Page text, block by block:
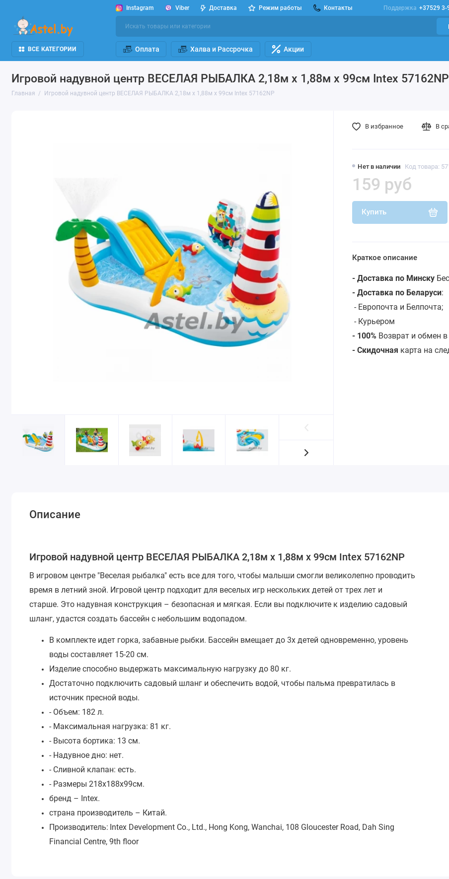
Instagram Viber Доставка Режим работы Контакты Поддержка +37529 3-
ВСЕ КАТЕГОРИИ Оплата Халва и Рассрочка Акции
Игровой надувной центр ВЕСЕЛАЯ РЫБАЛКА 2,18м x 1,88м x 99см Intex 57162NP
Главная Игровой надувной центр ВЕСЕЛАЯ РЫБАЛКА 2,18м x 1,88м x 99см Intex 57162NP
Нет в наличии Код товара:
159 руб
Купить
В избранное В
Краткое описание
- Доставка по Минску
- Доставка по Беларуси:
- Европочта и Белпочта;
- Курьером
- 100% Возврат и обмен
- Скидочная карта на
Описание
Игровой надувной центр ВЕСЕЛАЯ РЫБАЛКА 2,18м x 1,88м x 99см Intex 57162NP
В игровом центре "Веселая рыбалка" есть все для того, чтобы малыши смогли великолепно проводить
время в летний зной. Игровой центр подходит для веселых игр нескольких детей от трех лет и
старше. Это надувная конструкция – безопасная и мягкая. Если вы подключите к изделию садовый
шланг, удастся создать бассейн с небольшим водопадом.
В комплекте идет горка, забавные рыбки. Бассейн вмещает до 3х детей одновременно, уровень
воды составляет 15-20 см.
Изделие способно выдержать максимальную нагрузку до 80 кг.
Достаточно подключить садовый шланг и обеспечить водой, чтобы пальма превратилась в
источник пресной воды.
- Объем: 182 л.
- Максимальная нагрузка: 81 кг.
- Высота бортика: 13 см.
- Надувное дно: нет.
- Сливной клапан: есть.
- Размеры 218х188х99см.
бренд – Intex.
страна производитель – Китай.
Производитель: Intex Development Co., Ltd., Hong Kong, Wanchai, 108 Gloucester Road, Dah Sing
Financial Centre, 9th floor